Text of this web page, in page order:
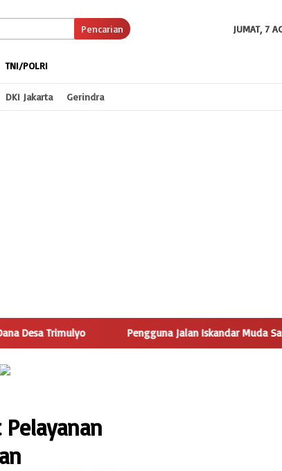
Pencarian JUMAT, 7
TNI/POLRI
DKI Jakarta Gerindra
Pengguna Jalan Iskandar Muda Sambut Positif